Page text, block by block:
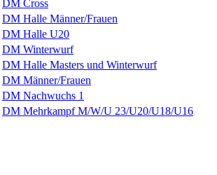
DM Cross
DM Halle Männer/Frauen
DM Halle U20
DM Winterwurf
DM Halle Masters und Winterwurf
DM Männer/Frauen
DM Nachwuchs 1
DM Mehrkampf M/W/U 23/U20/U18/U16